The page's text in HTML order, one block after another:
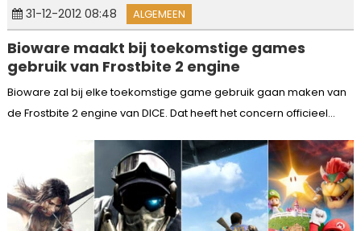
31-12-2012 08:48 ALGEMEEN
Bioware maakt bij toekomstige games
gebruik van Frostbite 2 engine
Bioware zal bij elke toekomstige game gebruik gaan maken van
de Frostbite 2 engine van DICE. Dat heeft het concern officieel...